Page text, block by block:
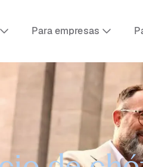
Para empresas